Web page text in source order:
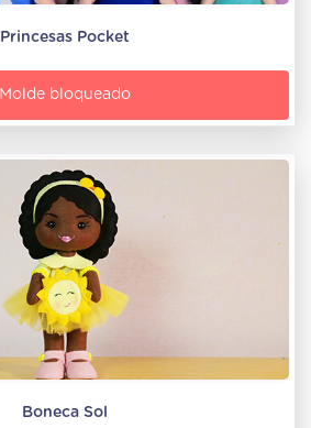
Princesas Pocket
Molde bloqueado
Boneca Sol